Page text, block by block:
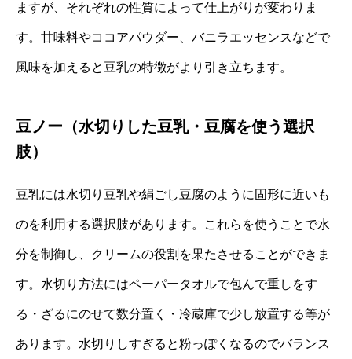
ますが、それぞれの性質によって仕上がりが変わりま
す。甘味料やココアパウダー、バニラエッセンスなどで
風味を加えると豆乳の特徴がより引き立ちます。
豆ノー（水切りした豆乳・豆腐を使う選択
肢）
豆乳には水切り豆乳や絹ごし豆腐のように固形に近いも
のを利用する選択肢があります。これらを使うことで水
分を制御し、クリームの役割を果たさせることができま
す。水切り方法にはペーパータオルで包んで重しをす
る・ざるにのせて数分置く・冷蔵庫で少し放置する等が
あります。水切りしすぎると粉っぽくなるのでバランス